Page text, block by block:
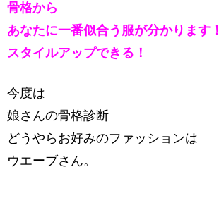
骨格から
あなたに一番似合う服が分かります！
スタイルアップできる！
今度は
娘さんの骨格診断
どうやらお好みのファッションは
ウエーブさん。